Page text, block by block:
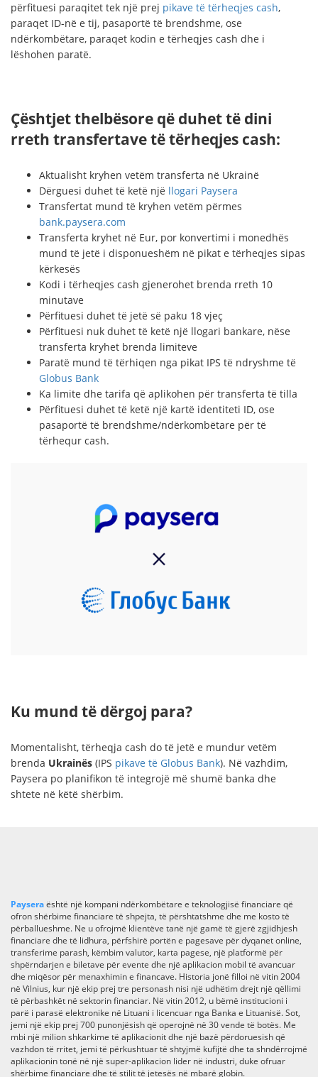
përfituesi paraqitet tek një prej pikave të tërheqjes cash,
paraqet ID-në e tij, pasaportë të brendshme, ose
ndërkombëtare, paraqet kodin e tërheqjes cash dhe i
lëshohen paratë.
Çështjet thelbësore që duhet të dini
rreth transfertave të tërheqjes cash:
Aktualisht kryhen vetëm transferta në Ukrainë
Dërguesi duhet të ketë një llogari Paysera
Transfertat mund të kryhen vetëm përmes
bank.paysera.com
Transferta kryhet në Eur, por konvertimi i monedhës
mund të jetë i disponueshëm në pikat e tërheqjes sipas
kërkesës
Kodi i tërheqjes cash gjenerohet brenda rreth 10
minutave
Përfituesi duhet të jetë së paku 18 vjeç
Përfituesi nuk duhet të ketë një llogari bankare, nëse
transferta kryhet brenda limiteve
Paratë mund të tërhiqen nga pikat IPS të ndryshme të
Globus Bank
Ka limite dhe tarifa që aplikohen për transferta të tilla
Përfituesi duhet të ketë një kartë identiteti ID, ose
pasaportë të brendshme/ndërkombëtare për të
tërhequr cash.
Ku mund të dërgoj para?
Momentalisht, tërheqja cash do të jetë e mundur vetëm
brenda Ukrainës (IPS pikave të Globus Bank). Në vazhdim,
Paysera po planifikon të integrojë më shumë banka dhe
shtete në këtë shërbim.
Payseraështë një kompani ndërkombëtare e teknologjisë financiare që
ofron shërbime financiare të shpejta, të përshtatshme dhe me kosto të
përballueshme. Ne u ofrojmë klientëve tanë një gamë të gjerë zgjidhjesh
financiare dhe të lidhura, përfshirë portën e pagesave për dyqanet online,
transferime parash, këmbim valutor, karta pagese, një platformë për
shpërndarjen e biletave për evente dhe një aplikacion mobil të avancuar
dhe miqësor për menaxhimin e financave. Historia jonë filloi në vitin 2004
në Vilnius, kur një ekip prej tre personash nisi një udhëtim drejt një qëllimi
të përbashkët në sektorin financiar. Në vitin 2012, u bëmë institucioni i
parë i parasë elektronike në Lituani i licencuar nga Banka e Lituanisë. Sot,
jemi një ekip prej 700 punonjësish që operojnë në 30 vende të botës. Me
mbi një milion shkarkime të aplikacionit dhe një bazë përdoruesish që
vazhdon të rritet, jemi të përkushtuar të shtyjmë kufijtë dhe ta shndërrojmë
aplikacionin tonë në një super-aplikacion lider në industri, duke ofruar
shërbime financiare dhe të stilit të jetesës në mbarë globin.